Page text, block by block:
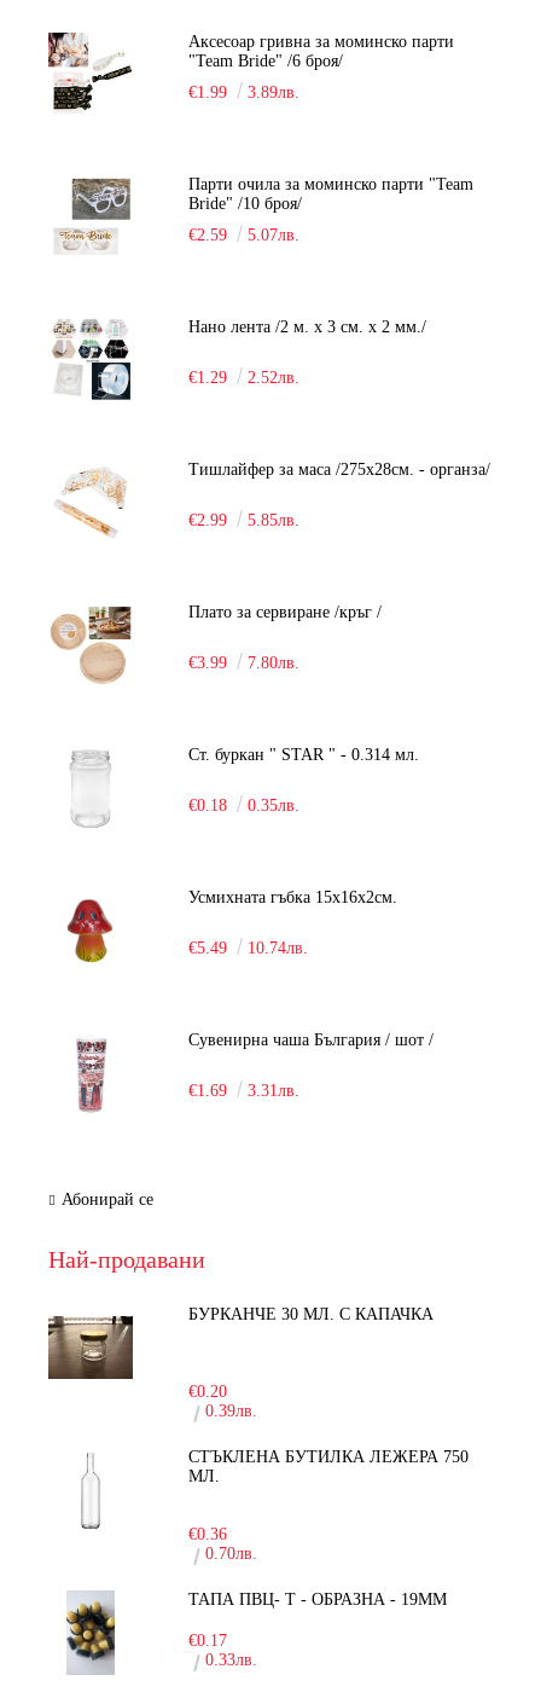
Аксесоар гривна за моминско парти
"Team Bride" /6 броя/
€1.99
3.89лв.
Парти очила за моминско парти "Team
Bride" /10 броя/
€2.59
5.07лв.
Нано лента /2 м. х 3 см. х 2 мм./
€1.29 2.52лв.
Тишлайфер за маса /275х28см. - органза/
€2.99 5.85лв.
Плато за сервиране /кръг /
€3.99 7.80лв.
Ст. буркан " STAR " - 0.314 мл.
€0.18 0.35лв.
Усмихната гъбка 15х16х2см.
€5.49 10.74лв.
Сувенирна чаша България / шот /
€1.69 3.31лв.
Абонирай се
Най-продавани
БУРКАНЧЕ 30 МЛ. С КАПАЧКА
€0.20
0.39лв.
СТЪКЛЕНА БУТИЛКА ЛЕЖЕРА 750
МЛ.
€0.36
0.70лв.
ТАПА ПВЦ- Т - ОБРАЗНА - 19ММ
€0.17
0.33лв.